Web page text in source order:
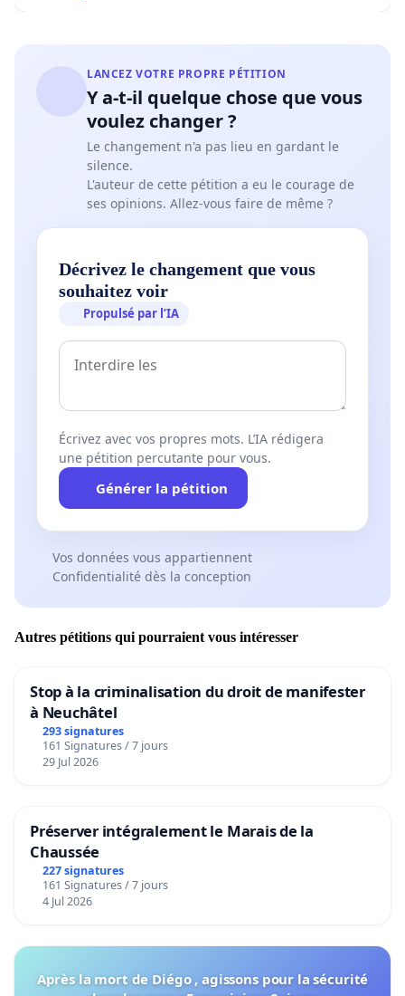
LANCEZ VOTRE PROPRE PÉTITION
Y a-t-il quelque chose que vous
voulez changer ?
Le changement n'a pas lieu en gardant le
silence.
L'auteur de cette pétition a eu le courage de
ses opinions. Allez-vous faire de même ?
Décrivez le changement que vous
souhaitez voir
Propulsé par l’IA
Écrivez avec vos propres mots. L’IA rédigera
une pétition percutante pour vous.
Générer la pétition
Vos données vous appartiennent
Confidentialité dès la conception
Autres pétitions qui pourraient vous intéresser
Stop à la criminalisation du droit de manifester
à Neuchâtel
293 signatures
161 Signatures / 7 jours
29 Jul 2026
Préserver intégralement le Marais de la
Chaussée
227 signatures
161 Signatures / 7 jours
4 Jul 2026
Après la mort de Diégo , agissons pour la sécurité